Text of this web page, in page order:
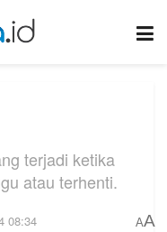
terjadi ketika
atau terhenti.
08:34 AA